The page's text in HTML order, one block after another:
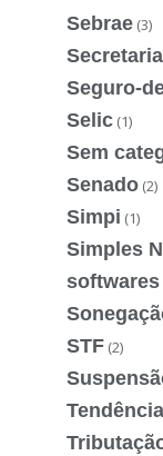
Sebrae (3)
Seguro-
Selic (1)
Sem
Senado (2)
Simpi (1)
Simples
STF (2)